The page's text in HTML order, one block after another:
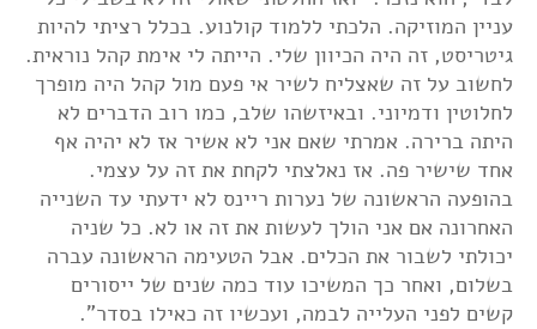
עניין המוזיקה. הלכתי ללמוד קולנוע. בכלל רציתי להיות
גיטריסט, זה היה הכיוון שלי. הייתה לי אימת קהל נוראית.
לחשוב על זה שאצליח לשיר אי פעם מול קהל היה מופרך
לחלוטין ודמיוני. ובאיזשהו שלב, כמו רוב הדברים לא
היתה ברירה. אמרתי שאם אני לא אשיר אז לא יהיה אף
אחד שישיר פה. אז נאלצתי לקחת את זה על עצמי.
בהופעה הראשונה של נערות ריינס לא ידעתי עד השנייה
האחרונה אם אני הולך לעשות את זה או לא. כל שניה
יכולתי לשבור את הכלים. אבל הטעימה הראשונה עברה
בשלום, ואחר כך המשיכו עוד כמה שנים של ייסורים
קשים לפני העלייה לבמה, ועכשיו זה כאילו בסדר".